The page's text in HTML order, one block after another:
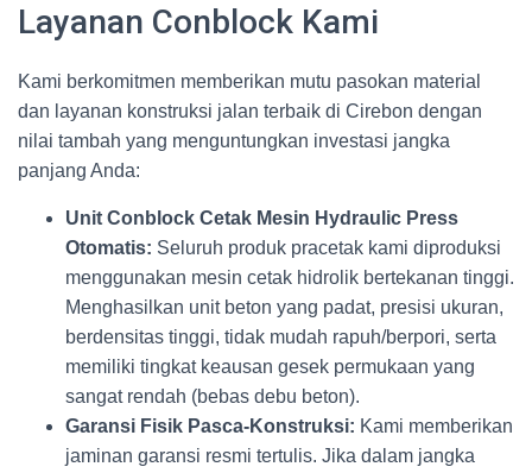
Layanan Conblock Kami
Kami berkomitmen memberikan mutu pasokan material
dan layanan konstruksi jalan terbaik di Cirebon dengan
nilai tambah yang menguntungkan investasi jangka
panjang Anda:
Unit Conblock Cetak Mesin Hydraulic Press
Otomatis: Seluruh produk pracetak kami diproduksi
menggunakan mesin cetak hidrolik bertekanan tinggi.
Menghasilkan unit beton yang padat, presisi ukuran,
berdensitas tinggi, tidak mudah rapuh/berpori, serta
memiliki tingkat keausan gesek permukaan yang
sangat rendah (bebas debu beton).
Garansi Fisik Pasca-Konstruksi: Kami memberikan
jaminan garansi resmi tertulis. Jika dalam jangka